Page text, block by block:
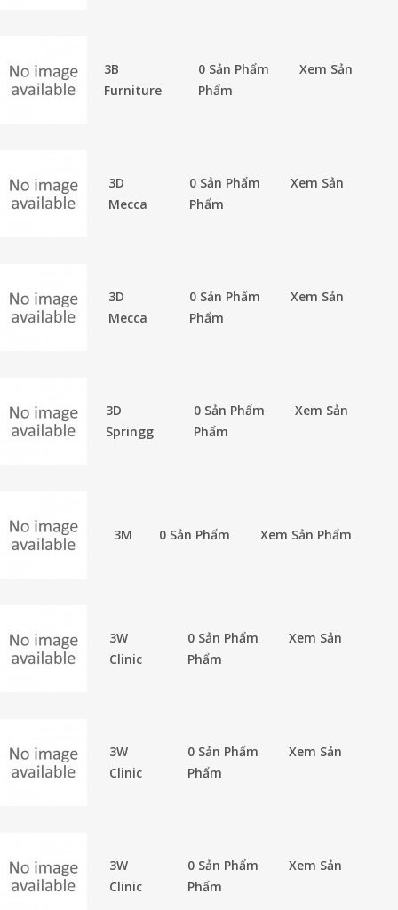
3B
Furniture
0 Sản Phẩm
Xem Sản
Phẩm
3D
Mecca
0 Sản Phẩm
Xem Sản
Phẩm
3D
Mecca
0 Sản Phẩm
Xem Sản
Phẩm
3D
Springg
0 Sản Phẩm
Xem Sản
Phẩm
3M 0 Sản Phẩm Xem Sản Phẩm
3W
Clinic
0 Sản Phẩm
Xem Sản
Phẩm
3W
Clinic
0 Sản Phẩm
Xem Sản
Phẩm
3W
Clinic
0 Sản Phẩm
Xem Sản
Phẩm